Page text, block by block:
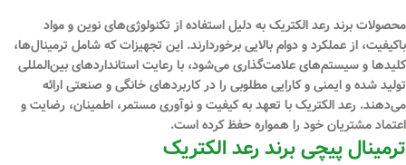
محصولات برند رعد الکتریک به دلیل استفاده از تکنولوژی‌های نوین و مواد
باکیفیت، از عملکرد و دوام بالایی برخوردارند. این تجهیزات که شامل ترمینال‌ها،
کلیدها و سیستم‌های علامت‌گذاری می‌شود، با رعایت استانداردهای بین‌المللی
تولید شده و ایمنی و کارایی مطلوبی را در کاربردهای خانگی و صنعتی ارائه
می‌دهند. رعد الکتریک با تعهد به کیفیت و نوآوری مستمر، اطمینان، رضایت و
اعتماد مشتریان خود را همواره حفظ کرده است.
ترمینال پیچی برند رعد الکتریک